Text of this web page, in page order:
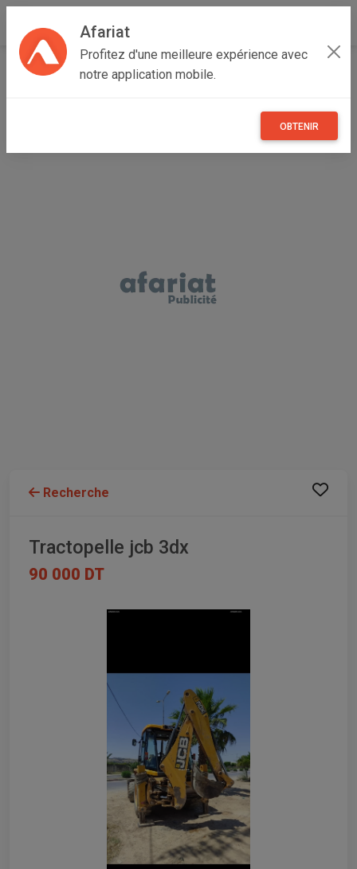
Afariat
Profitez d'une meilleure expérience avec
notre application mobile.
OBTENIR
Accueil Véhicules Grand Tunis
Recherche
Tractopelle jcb 3dx
90 000 DT